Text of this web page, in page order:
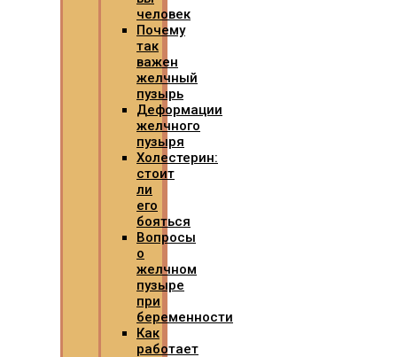
человек
Почему
так
важен
желчный
пузырь
Деформации
желчного
пузыря
Холестерин:
стоит
ли
его
бояться
Вопросы
о
желчном
пузыре
при
беременности
Как
работает